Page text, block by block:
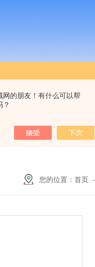
网的朋友！有什么可以帮
？
猴头式）接地棒 JDX-S双舌式接地
您的位置：首页 -